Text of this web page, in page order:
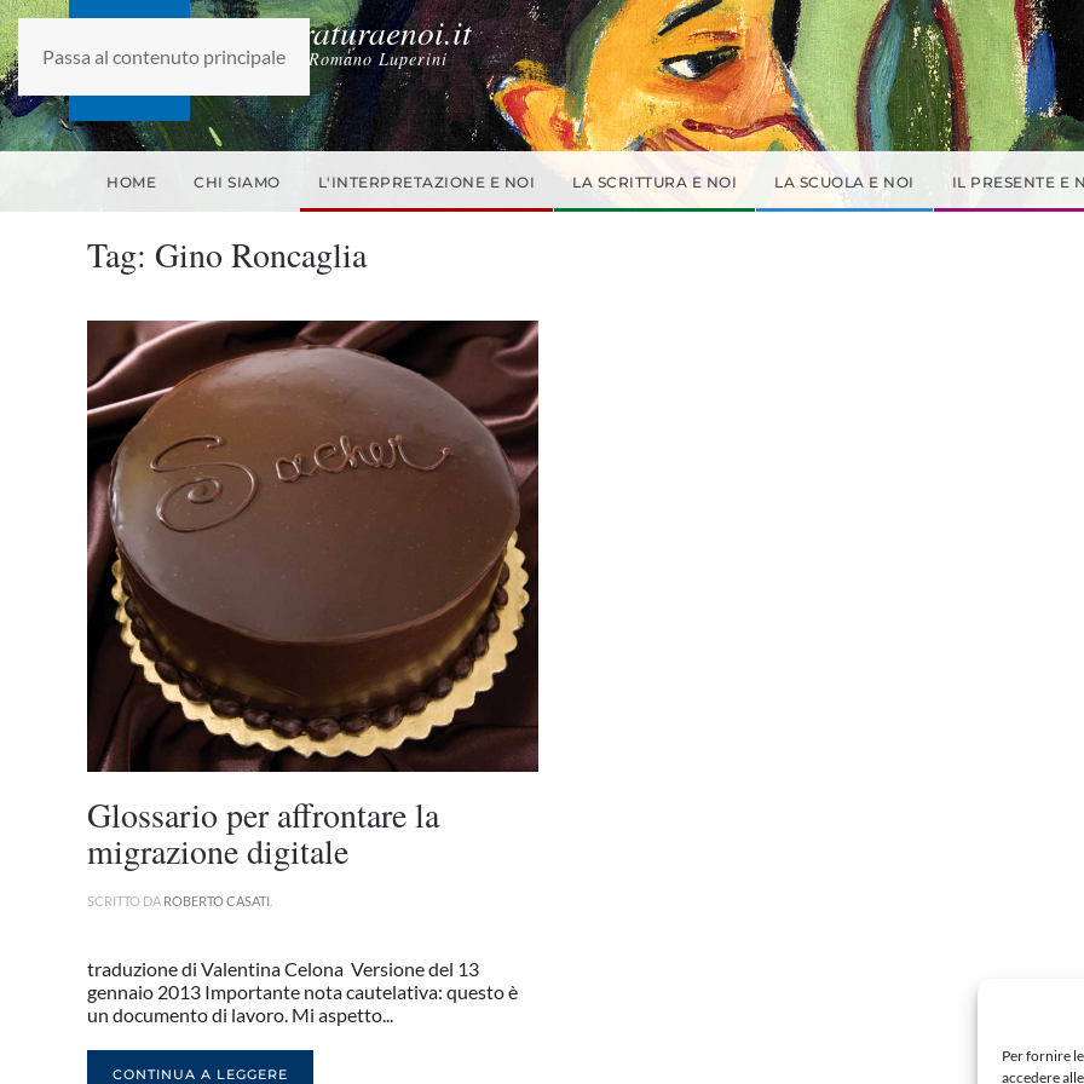
Per fornire
accedere
Passa al contenuto principale
laletteraturaenoi.it
fondato da Romano Luperini
HOME CHI SIAMO L'INTERPRETAZIONE E NOI LA SCRITTURA E NOI LA SCUOLA E NOI IL PRESENTE E
Tag: Gino Roncaglia
Glossario per affrontare la
migrazione digitale
SCRITTO DA ROBERTO CASATI
traduzione di Valentina Celona Versione del 13
gennaio 2013 Importante nota cautelativa: questo è
un documento di lavoro. Mi aspetto...
CONTINUA A LEGGERE